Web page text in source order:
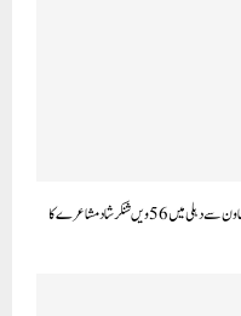
شنکر لال مرلی دھر میموریل سوسائٹی نے ڈی سی ایم شری رام کے تعاون سے دہلی میں 56 ویں شنکر شاد مشاعرے کا